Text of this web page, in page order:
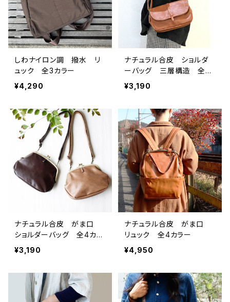
しわナイロン調 撥水 リ
ュック 全3カラー
¥4,290
ナチュラル合皮 ショルダ
ーバッグ 三層構造 全4
カラー
¥3,190
ナチュラル合皮 がま口
ショルダーバッグ 全4カラ
ー
¥3,190
ナチュラル合皮 がま口
リュック 全4カラー
¥4,950